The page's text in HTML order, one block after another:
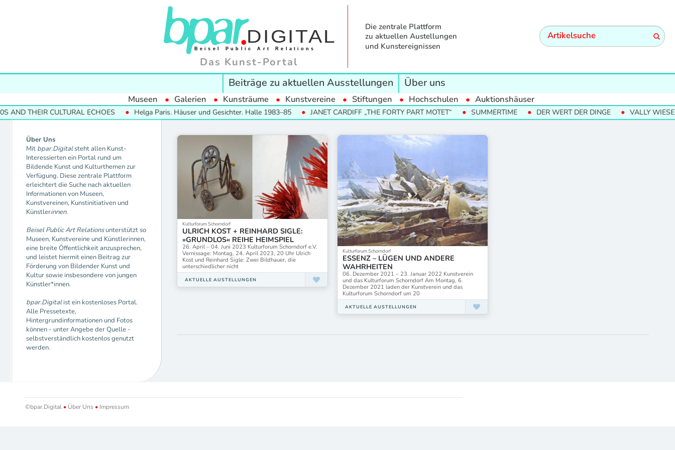
Das Kunst-Portal
Die zentrale Plattform
zu aktuellen Austellungen
und Kunstereignissen
Beiträge zu aktuellen Ausstellungen Über uns
Museen Galerien Kunsträume Kunstvereine Stiftungen Hochschulen Auktionshäuser
THEIR CULTURAL ECHOES Helga Paris. Häuser und Gesichter. Halle 1983–85 JANET CARDIFF „THE FORTY PART MOTET“ SUMMERTIME DER WERT DER DINGE VALLY
Über Uns
Mit bpar.Digitalsteht allen Kunst-
Interessierten ein Portal rund um
Bildende Kunst und Kulturthemen zur
Verfügung. Diese zentrale Plattform
erleichtert die Suche nach aktuellen
Informationen von Museen,
Kunstvereinen, Kunstinitiativen und
Künstlerinnen.
Beisel Public Art Relationsunterstützt so
Museen, Kunstvereine und Künstlerinnen,
eine breite Öffentlichkeit anzusprechen,
und leistet hiermit einen Beitrag zur
Förderung von Bildender Kunst und
Kultur sowie insbesondere von jungen
Künstler*innen.
bpar.Digitalist ein kostenloses Portal.
Alle Pressetexte,
Hintergrundinformationen und Fotos
können - unter Angebe der Quelle -
selbstverständlich kostenlos genutzt
werden.
Kulturforum Schorndorf
ULRICH KOST + REINHARD SIGLE:
»GRUNDLOS« REIHE HEIMSPIEL
26. April – 04. Juni 2023 Kulturforum Schorndorf e.V.
Vernissage: Montag, 24. April 2023, 20 Uhr Ulrich
Kost und Reinhard Sigle: Zwei Bildhauer, die
unterschiedlicher nicht
AKTUELLE AUSTELLUNGEN
Kulturforum Schorndorf
ESSENZ – LÜGEN UND ANDERE
WAHRHEITEN
06. Dezember 2021 – 23. Januar 2022 Kunstverein
und das Kulturforum Schorndorf Am Montag, 6.
Dezember 2021 laden der Kunstverein und das
Kulturforum Schorndorf um 20
AKTUELLE AUSTELLUNGEN
©bpar.Digital • Über Uns • Impressum